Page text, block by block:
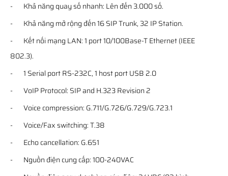
- Khả năng quay số nhanh: Lên đến 3.000 số.
- Khả năng mở rộng đến 16 SIP Trunk, 32 IP Station.
- Kết nối mạng LAN: 1 port 10/100Base-T Ethernet (IEEE
802.3).
- 1 Serial port RS-232C, 1 host port USB 2.0
- VoIP Protocol: SIP and H.323 Revision 2
- Voice compression: G.711/G.726/G.729/G.723.1
- Voice/Fax switching: T.38
- Echo cancellation: G.651
- Nguồn điện cung cấp: 100-240VAC